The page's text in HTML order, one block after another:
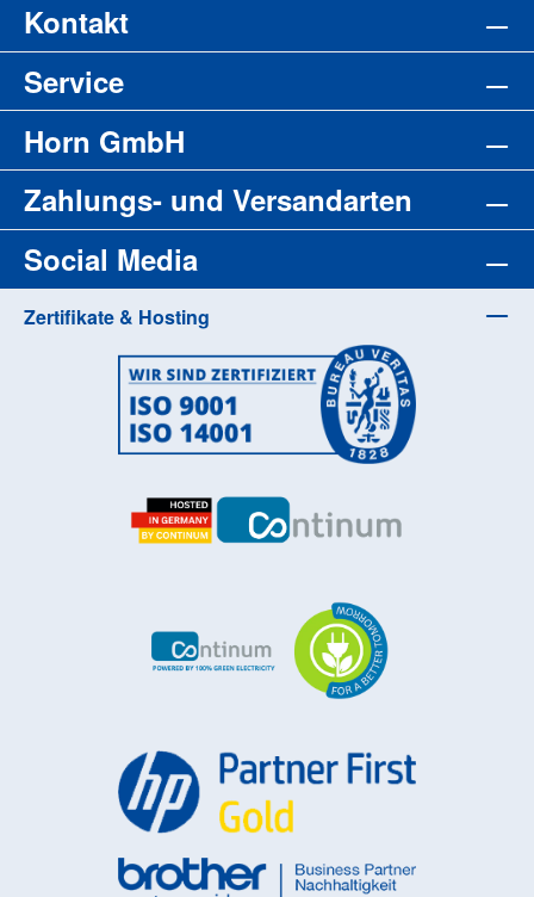
Kontakt
Service
Horn GmbH
Zahlungs- und Versandarten
Social Media
Zertifikate & Hosting